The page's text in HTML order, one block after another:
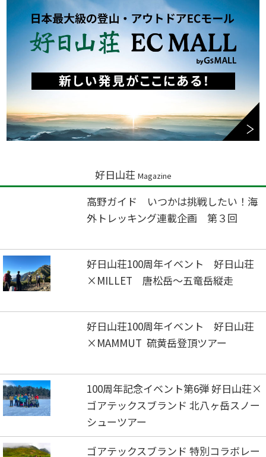
好日山荘 Magazine
高野ガイド いつかは挑戦したい！海
外トレッキング連載企画 第３回
好日山荘100周年イベント 好日山荘
×MILLET 唐松岳～五竜岳縦走
好日山荘100周年イベント 好日山荘
×MAMMUT 硫黄岳登頂ツアー
100周年記念イベント第6弾 好日山荘×
ゴアテックスブランド 北八ヶ岳スノー
シューツアー
ゴアテックスブランド 特別コラボレー